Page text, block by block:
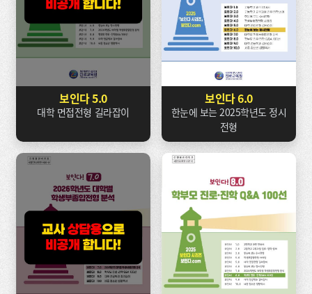
보인다 5.0
대학 면접전형 길라잡이
보인다 6.0
한눈에 보는 2025학년도 정시
전형